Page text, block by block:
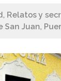
Relatos y
Juan,